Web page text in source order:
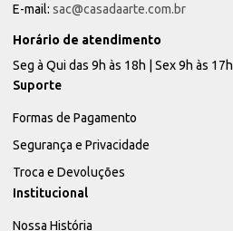
E-mail: sac@casadaarte.com.br
Horário de atendimento
Seg à Qui das 9h às 18h | Sex 9h às 17h
Suporte
Formas de Pagamento
Segurança e Privacidade
Troca e Devoluções
Institucional
Nossa História